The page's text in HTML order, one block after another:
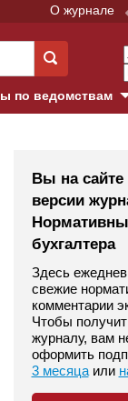
О журнале
по ведомствам
Суд
в г.
Суд
фонд
Вы на сайте
версии
бухгалтера
Здесь
свежие
комментарии
Чтобы
журналу, вам
оформить
3 месяцаили